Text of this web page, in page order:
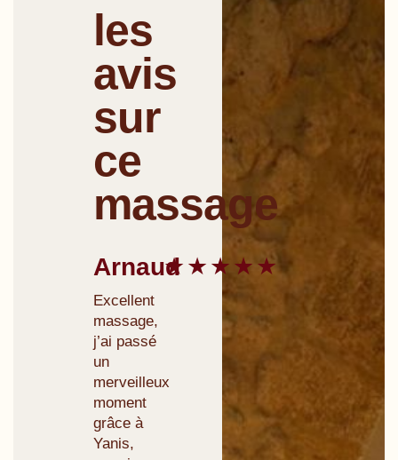
les
avis
sur
ce
massage
Arnaud★★★★★
Excellent
massage,
j’ai passé
un
merveilleux
moment
grâce à
Yanis,